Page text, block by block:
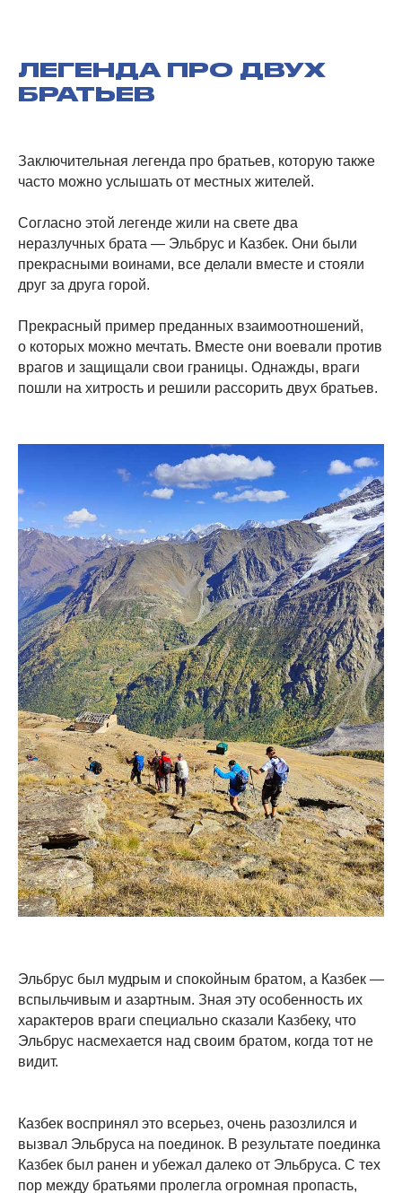
ЛЕГЕНДА ПРО ДВУХ
БРАТЬЕВ
Заключительная легенда про братьев, которую также
часто можно услышать от местных жителей.
Согласно этой легенде жили на свете два
неразлучных брата — Эльбрус и Казбек. Они были
прекрасными воинами, все делали вместе и стояли
друг за друга горой.
Прекрасный пример преданных взаимоотношений,
о которых можно мечтать. Вместе они воевали против
врагов и защищали свои границы. Однажды, враги
пошли на хитрость и решили рассорить двух братьев.
Эльбрус был мудрым и спокойным братом, а Казбек —
вспыльчивым и азартным. Зная эту особенность их
характеров враги специально сказали Казбеку, что
Эльбрус насмехается над своим братом, когда тот не
видит.
Казбек воспринял это всерьез, очень разозлился и
вызвал Эльбруса на поединок. В результате поединка
Казбек был ранен и убежал далеко от Эльбруса. С тех
пор между братьями пролегла огромная пропасть,